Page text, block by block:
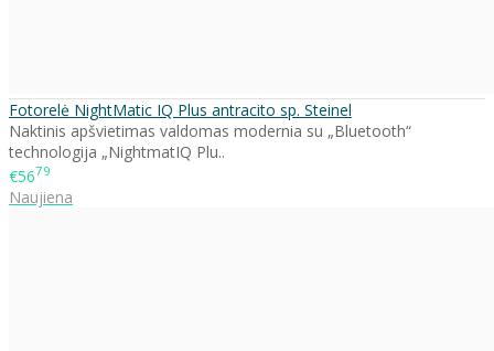
Fotorelė NightMatic IQ Plus antracito sp. Steinel
Naktinis apšvietimas valdomas modernia su „Bluetooth“
technologija „NightmatIQ Plu..
€5679
Naujiena